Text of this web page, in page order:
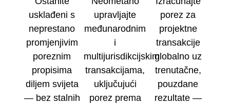
usklađeni s
neprestano
promjenjivim
poreznim
propisima
diljem svijeta
— bez stalnih
upravljajte
međunarodnim
i
multijurisdikcijskim
transakcijama,
uključujući
porez prema
porez za
projektne
transakcije
globalno uz
trenutačne,
pouzdane
rezultate —